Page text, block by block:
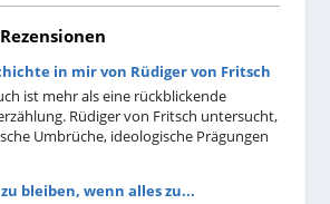
in mir von Rüdiger von Fritsch
ist mehr als eine rückblickende
Rüdiger von Fritsch untersucht,
Umbrüche, ideologische Prägungen
bleiben, wenn alles zu...